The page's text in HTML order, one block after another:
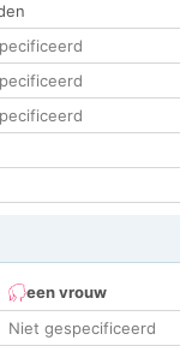
een vrouw
Niet gespecificeerd